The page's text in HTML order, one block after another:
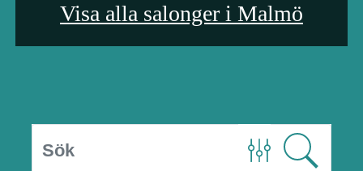
Visa alla salonger i Malmö